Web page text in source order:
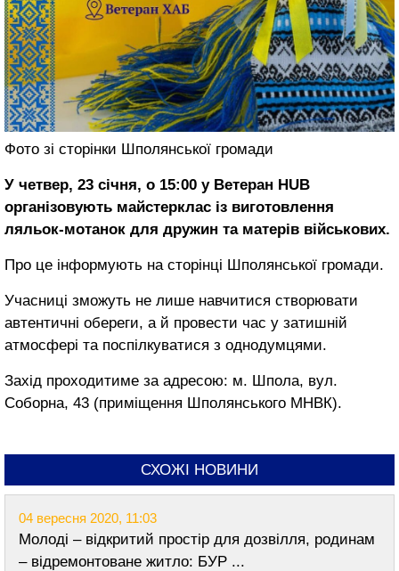
Фото зі сторінки Шполянської громади
У четвер, 23 січня, о 15:00 у Ветеран HUB
організовують майстерклас із виготовлення
ляльок-мотанок для дружин та матерів військових.
Про це інформують на сторінці Шполянської громади.
Учасниці зможуть не лише навчитися створювати
автентичні обереги, а й провести час у затишній
атмосфері та поспілкуватися з однодумцями.
Захід проходитиме за адресою: м. Шпола, вул.
Соборна, 43 (приміщення Шполянського МНВК).
СХОЖІ НОВИНИ
04 вересня 2020, 11:03
Молоді – відкритий простір для дозвілля, родинам
– відремонтоване житло: БУР ...